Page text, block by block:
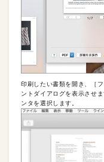
印刷したい書類を開き、［
ントダイアログを表示させ
ンタを選択します。